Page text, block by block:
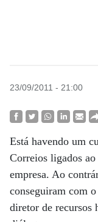
23/09/2011 - 21:00
Está havendo um
Correios ligados
empresa. Ao
conseguiram com
diretor de recursos